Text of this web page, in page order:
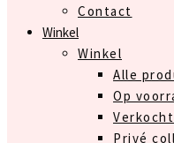
Contact
Winkel
Winkel
Alle
Op
Verkocht
Privé